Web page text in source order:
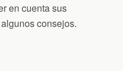
en cuenta sus
consejos.